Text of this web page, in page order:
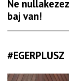
Ne
baj van!
#EGERPLUSZ